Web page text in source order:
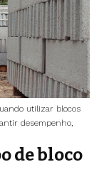
utilizar blocos
desempenho,
de bloco